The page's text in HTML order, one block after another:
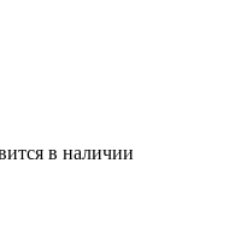
в наличии